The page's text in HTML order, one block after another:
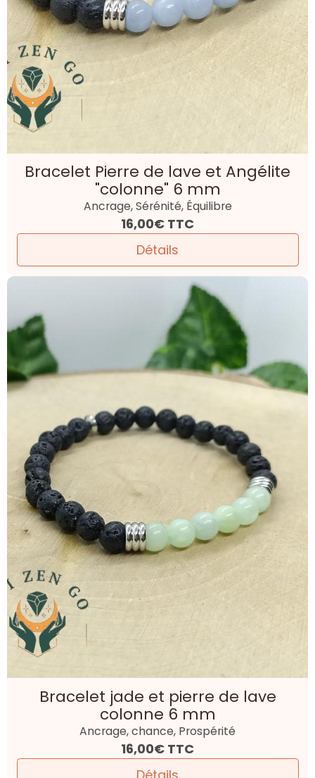
Bracelet Pierre de lave et Angélite
"colonne" 6 mm
Ancrage, Sérénité, Équilibre
16,00€ TTC
Détails
Bracelet jade et pierre de lave
colonne 6 mm
Ancrage, chance, Prospérité
16,00€ TTC